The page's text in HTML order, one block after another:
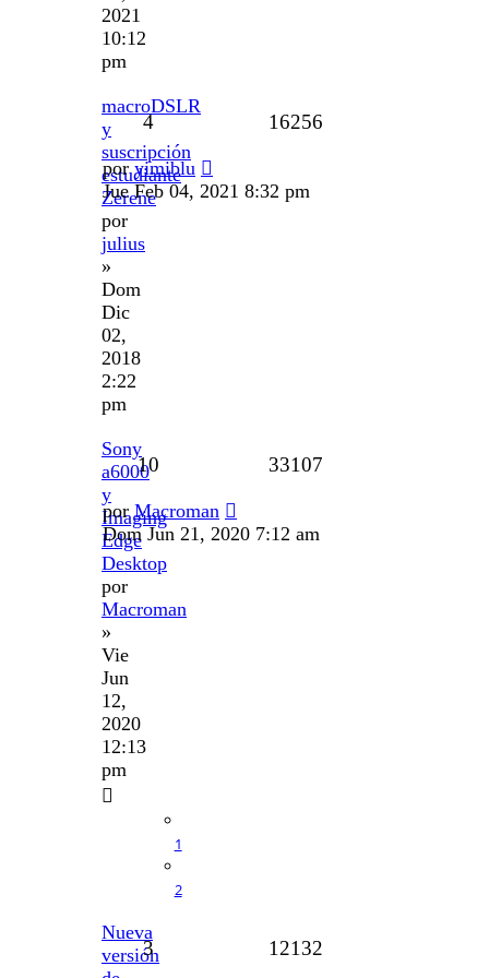
2021
10:12
pm
macroDSLR
y
suscripción
estudiante
Zerene
por
julius
»
Dom
Dic
02,
2018
2:22
pm
4 16256
poryimiblu
Jue Feb 04, 2021 8:32 pm
Sony
a6000
y
Imaging
Edge
Desktop
por
Macroman
»
Vie
Jun
12,
2020
12:13
pm
1
2
10 33107
porMacroman
Dom Jun 21, 2020 7:12 am
Nueva
versión
3 12132